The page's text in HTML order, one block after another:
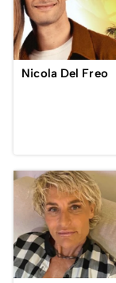
Nicola Del Freo